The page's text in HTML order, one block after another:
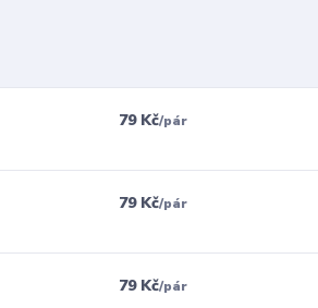
79 Kč/pár
79 Kč/pár
79 Kč/pár